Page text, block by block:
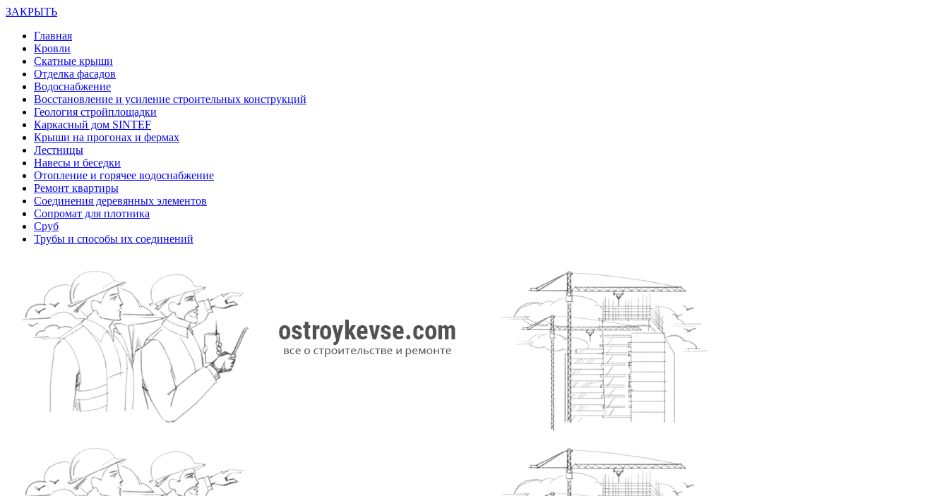
ЗАКРЫТЬ
Главная
Кровли
Скатные крыши
Отделка фасадов
Водоснабжение
Восстановление и усиление строительных конструкций
Геология стройплощадки
Каркасный дом SINTEF
Крыши на прогонах и фермах
Лестницы
Навесы и беседки
Отопление и горячее водоснабжение
Ремонт квартиры
Соединения деревянных элементов
Сопромат для плотника
Сруб
Трубы и способы их соединений